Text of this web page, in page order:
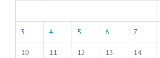
3 4 5 6 7
10 11 12 13 14